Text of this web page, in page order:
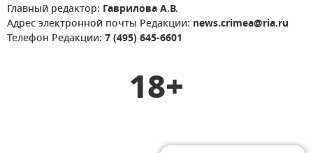
Главный редактор: Гаврилова А.В.
Адрес электронной почты Редакции: news.crimea@ria.ru
Телефон Редакции: 7 (495) 645-6601
18+